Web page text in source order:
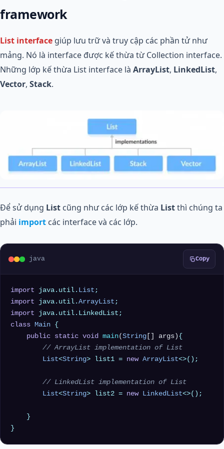
framework
List interface giúp lưu trữ và truy cập các phần tử như
mảng. Nó là interface được kế thừa từ Collection interface.
Những lớp kế thừa List interface là ArrayList, LinkedList,
Vector, Stack.
Để sử dụng List cũng như các lớp kế thừa Listthì chúng ta
phải import các interface và các lớp.
java Copy
import java.util. List
import java.util. ArrayList
import
class Main {
public static void main( String [] args) {
// ArrayList implementation of List
List<String> list1 = new ArrayList<>();
// LinkedList implementation of List
List<String> list2 = new LinkedList<>();
    }